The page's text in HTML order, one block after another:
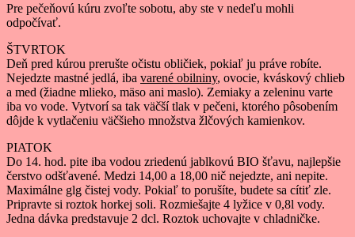
Pre pečeňovú kúru zvoľte sobotu, aby ste v nedeľu mohli
odpočívať.
ŠTVRTOK
Deň pred kúrou prerušte očistu obličiek, pokiaľ ju práve robíte.
Nejedzte mastné jedlá, iba varené obilniny, ovocie, kváskový chlieb
a med (žiadne mlieko, mäso ani maslo). Zemiaky a zeleninu varte
iba vo vode. Vytvorí sa tak väčší tlak v pečeni, ktorého pôsobením
dôjde k vytlačeniu väčšieho množstva žlčových kamienkov.
PIATOK
Do 14. hod. pite iba vodou zriedenú jablkovú BIO šťavu, najlepšie
čerstvo odšťavené. Medzi 14,00 a 18,00 nič nejedzte, ani nepite.
Maximálne glg čistej vody. Pokiaľ to porušíte, budete sa cítiť zle.
Pripravte si roztok horkej soli. Rozmiešajte 4 lyžice v 0,8l vody.
Jedna dávka predstavuje 2 dcl. Roztok uchovajte v chladničke.